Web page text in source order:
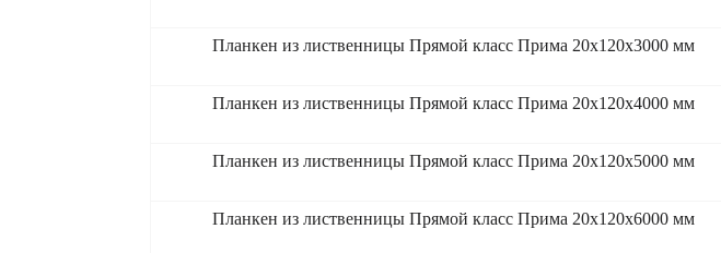
Планкен из лиственницы Прямой класс Прима 20x120x3000 мм
Планкен из лиственницы Прямой класс Прима 20x120x4000 мм
Планкен из лиственницы Прямой класс Прима 20x120x5000 мм
Планкен из лиственницы Прямой класс Прима 20x120x6000 мм